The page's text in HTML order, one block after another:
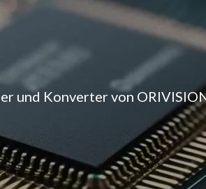
und Konverter von